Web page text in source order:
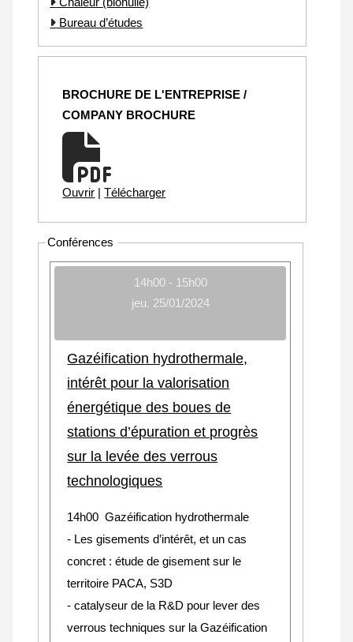
Bureau d’études
BROCHURE DE L'ENTREPRISE /
COMPANY BROCHURE
Ouvrir | Télécharger
Conférences
14h00 - 15h00
jeu. 25/01/2024
Gazéification hydrothermale,
intérêt pour la valorisation
énergétique des boues de
stations d’épuration et progrès
sur la levée des verrous
technologiques
14h00 Gazéification hydrothermale
- Les gisements d’intérêt, et un cas
concret : étude de gisement sur le
territoire PACA, S3D
- catalyseur de la R&D pour lever des
verrous techniques sur la Gazéification